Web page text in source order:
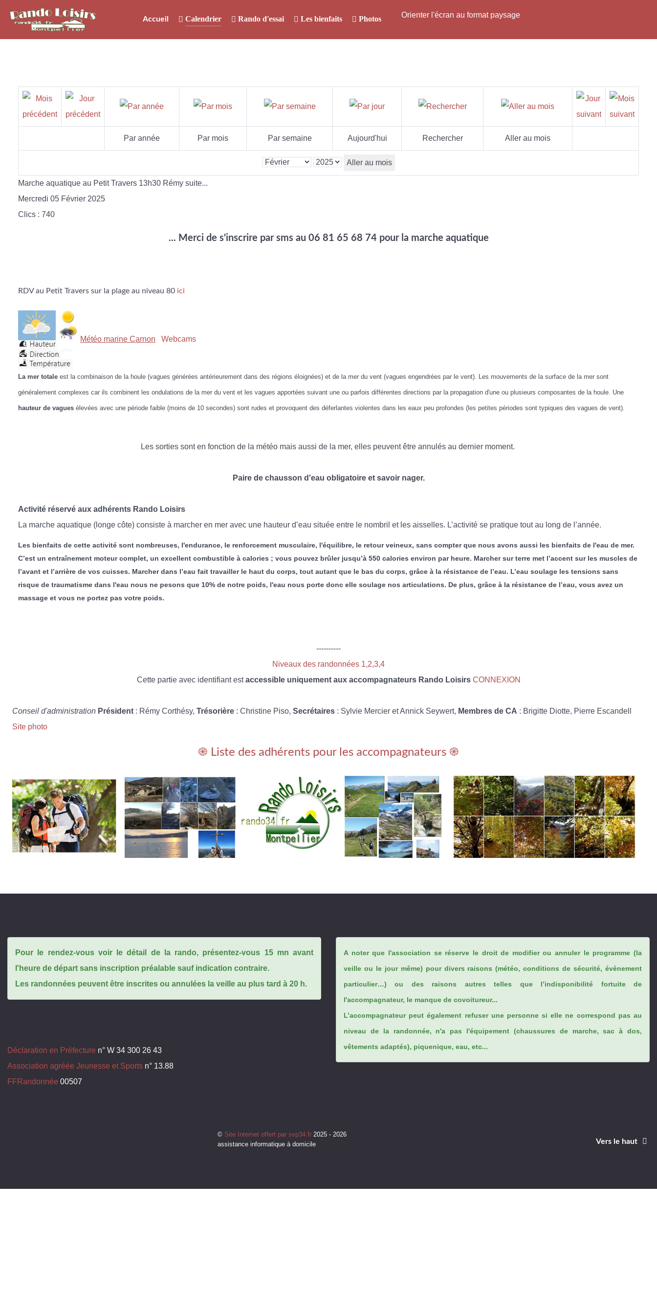
Accueil Calendrier Rando d'essai Les bienfaits Photos Orienter l'écran au format paysage
Par année Par mois Par semaine Aujourd'hui Rechercher Aller au mois
Aller au mois
Marche aquatique au Petit Travers 13h30 Rémy suite...
Mercredi 05 Février 2025
Clics : 740
... Merci de s'inscrire par sms au 06 81 65 68 74 pour la marche aquatique
RDV au Petit Travers sur la plage au niveau 80 ici
Météo marine Carnon Webcams
La mer totale est la combinaison de la houle (vagues générées antérieurement dans des régions éloignées) et de la mer du vent (vagues engendrées par le vent). Les mouvements de la surface de la mer sont
généralement complexes car ils combinent les ondulations de la mer du vent et les vagues apportées suivant une ou parfois différentes directions par la propagation d'une ou plusieurs composantes de la houle. Une
hauteur de vagues élevées avec une période faible (moins de 10 secondes) sont rudes et provoquent des déferlantes violentes dans les eaux peu profondes (les petites périodes sont typiques des vagues de vent).
Les sorties sont en fonction de la météo mais aussi de la mer, elles peuvent être annulés au dernier moment.
Paire de chausson d'eau obligatoire et savoir nager.
Activité réservé aux adhérents Rando Loisirs
La marche aquatique (longe côte) consiste à marcher en mer avec une hauteur d’eau située entre le nombril et les aisselles. L’activité se pratique tout au long de l’année.
Les bienfaits de cette activité sont nombreuses, l'endurance, le renforcement musculaire, l'équilibre, le retour veineux, sans compter que nous avons aussi les bienfaits de l'eau de mer.
C’est un entraînement moteur complet, un excellent combustible à calories ; vous pouvez brûler jusqu’à 550 calories environ par heure. Marcher sur terre met l’accent sur les muscles de
l’avant et l’arrière de vos cuisses. Marcher dans l’eau fait travailler le haut du corps, tout autant que le bas du corps, grâce à la résistance de l’eau. L’eau soulage les tensions sans
risque de traumatisme dans l'eau nous ne pesons que 10% de notre poids, l'eau nous porte donc elle soulage nos articulations. De plus, grâce à la résistance de l’eau, vous avez un
massage et vous ne portez pas votre poids.
----------
Niveaux des randonnées 1,2,3,4
Cette partie avec identifiant estaccessible uniquement aux accompagnateurs Rando Loisirs CONNEXION
Conseil d'administration Président : Rémy Corthésy, Trésorière : Christine Piso, Secrétaires : Sylvie Mercier et Annick Seywert, Membres de CA : Brigitte Diotte, Pierre Escandell
Site photo
֎ Liste des adhérents pour les accompagnateurs ֎
Pour le rendez-vous voir le détail de la rando, présentez-vous 15 mn avant
l'heure de départ sans inscription préalable sauf indication contraire.
Les randonnées peuvent être inscrites ou annulées la veille au plus tard à 20 h.
Déclaration en Préfecture n° W 34 300 26 43
Association agréée Jeunesse et Sports n° 13.88
FFRandonnée 00507
A noter que l'association se réserve le droit de modifier ou annuler le programme (la
veille ou le jour même) pour divers raisons (météo, conditions de sécurité, évènement
particulier…) ou des raisons autres telles que l’indisponibilité fortuite de
l'accompagnateur, le manque de covoitureur...
L’accompagnateur peut également refuser une personne si elle ne correspond pas au
niveau de la randonnée, n'a pas l'équipement (chaussures de marche, sac à dos,
vêtements adaptés), piquenique, eau, etc...
© Site Internet offert par svp34.fr2025 - 2026
assistance informatique à domicile
Vers le haut